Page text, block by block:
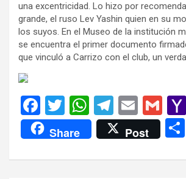
una excentricidad. Lo hizo por
grande, el ruso Lev Yashin quien en su
los suyos. En el Museo de la institución
se encuentra el primer documento
que vinculó a Carrizo con el club, un
F
a
ce
b
T
wi
tt
er
W
h
at
s
T
el
e
gr
E
m
ail
G
m
ail
Share Post